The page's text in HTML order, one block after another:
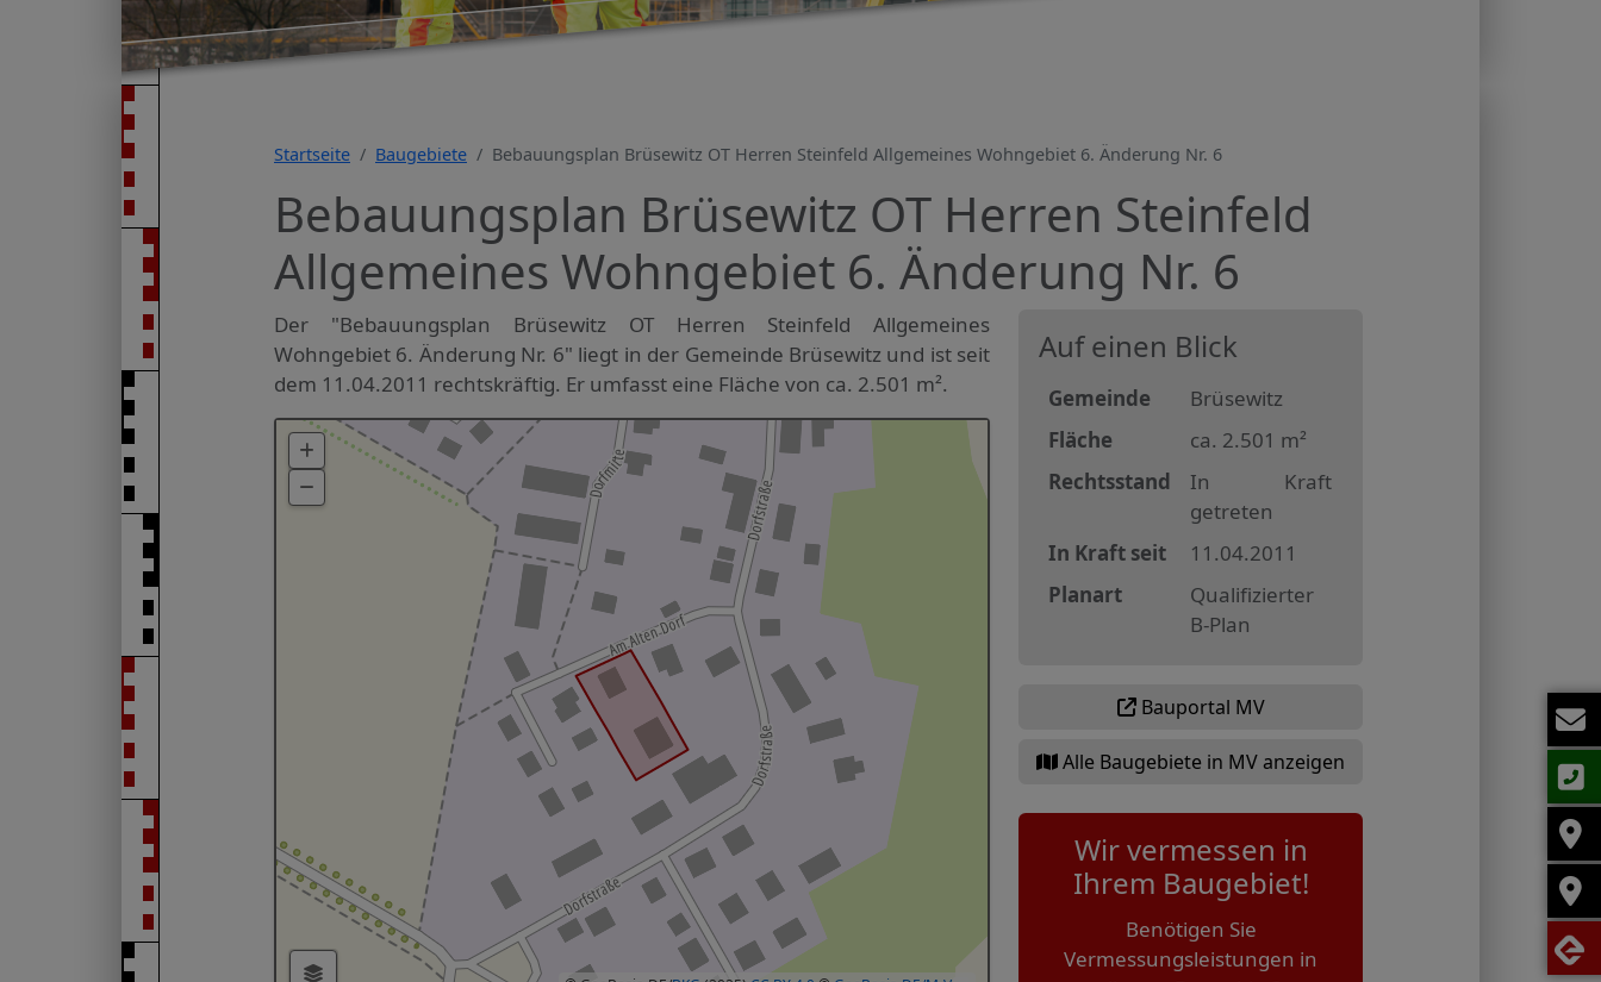
Startseite Baugebiete Bebauungsplan Brüsewitz OT Herren Steinfeld Allgemeines Wohngebiet 6. Änderung Nr. 6
Bebauungsplan Brüsewitz OT Herren Steinfeld
Allgemeines Wohngebiet 6. Änderung Nr. 6
Der "Bebauungsplan Brüsewitz OT Herren Steinfeld Allgemeines
Wohngebiet 6. Änderung Nr. 6" liegt in der Gemeinde Brüsewitz und ist seit
dem 11.04.2011 rechtskräftig. Er umfasst eine Fläche von ca. 2.501 m².
Auf einen Blick
Gemeinde
Brüsewitz
Fläche
ca. 2.501 m²
Rechtsstand
In Kraft
getreten
In Kraft seit
11.04.2011
Planart
Qualifizierter
B-Plan
Bauportal MV
Alle Baugebiete in MV anzeigen
Wir vermessen in
Ihrem Baugebiet!
Benötigen Sie
Vermessungsleistungen in